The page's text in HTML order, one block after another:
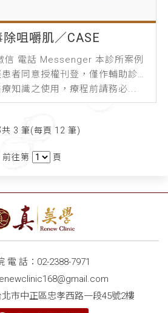
咀嚼肌／CASE
信 電話 Messenger 本診所案例
者同意授權刊登，僅作輔助診療
知識之使用，療程前請務必...
共 3 筆(每頁 12 筆)
前往第 頁
電 話： 02-2388-7971
市中正區忠孝西路一段45號2樓